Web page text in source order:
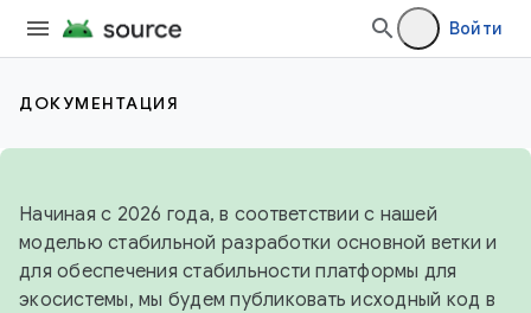
Войти
ДОКУМЕНТАЦИЯ
Начиная с 2026 года, в соответствии с нашей
моделью стабильной разработки основной ветки и
для обеспечения стабильности платформы для
экосистемы, мы будем публиковать исходный код в